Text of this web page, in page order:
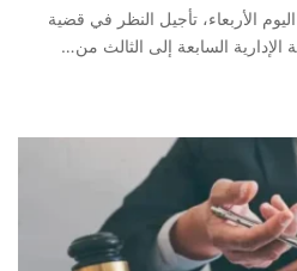
الأربعاء، تأجيل النظر في قضية
الإدارية السابعة إلى الثالث من…